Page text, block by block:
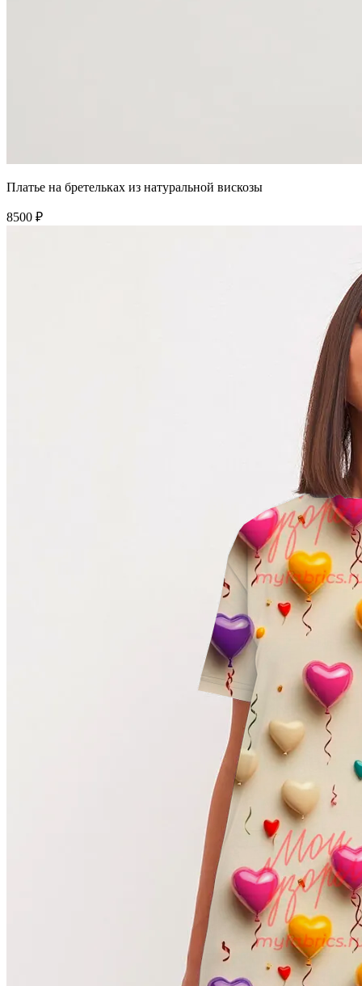
Платье на бретельках из натуральной вискозы
8500 ₽